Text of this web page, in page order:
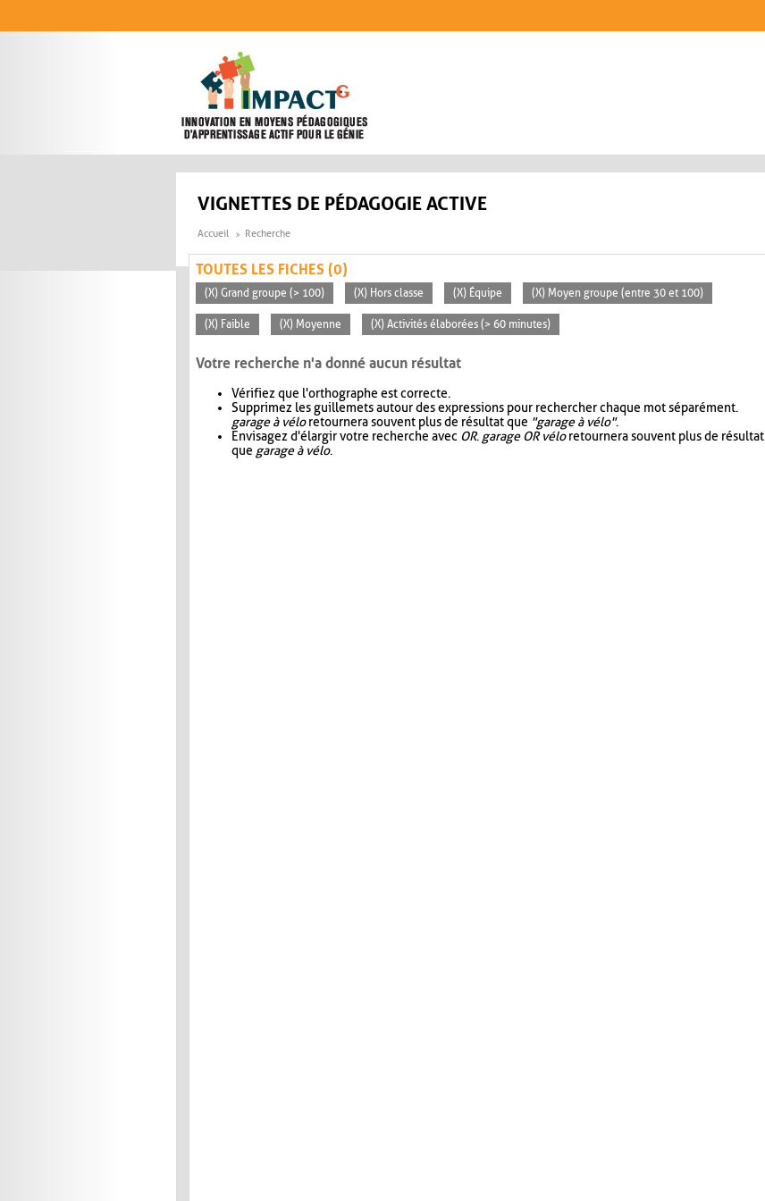
VIGNETTES DE PÉDAGOGIE ACTIVE
Accueil Recherche
TOUTES LES FICHES (0)
(X) Grand groupe (> 100) (X) Hors classe (X) Équipe (X) Moyen groupe (entre 30 et 100)
(X) Faible (X) Moyenne (X) Activités élaborées (> 60 minutes)
Votre recherche n'a donné aucun résultat
Vérifiez que l'orthographe est correcte.
Supprimez les guillemets autour des expressions pour rechercher chaque mot séparément.
garage à véloretournera souvent plus de résultat que "garage à vélo".
Envisagez d'élargir votre recherche avec OR. garage OR véloretournera souvent plus de résultat
que garage à vélo.